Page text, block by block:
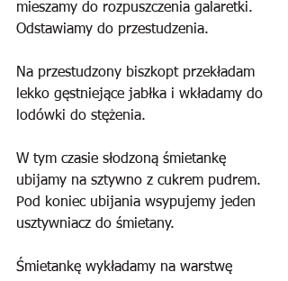
mieszamy do rozpuszczenia galaretki.
Odstawiamy do przestudzenia.
Na przestudzony biszkopt przekładam
lekko gęstniejące jabłka i wkładamy do
lodówki do stężenia.
W tym czasie słodzoną śmietankę
ubijamy na sztywno z cukrem pudrem.
Pod koniec ubijania wsypujemy jeden
usztywniacz do śmietany.
Śmietankę wykładamy na warstwę